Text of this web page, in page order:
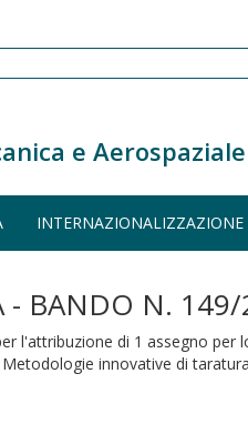
e Aerospaziale
INTERNAZIONALIZZAZIONE
- BANDO N.
l'attribuzione di 1 assegno
innovative di